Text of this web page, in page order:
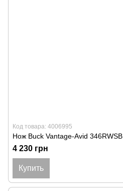
Код товара: 4006995
Нож Buck Vantage-Avid 346RWSB
4 230 грн
Купить